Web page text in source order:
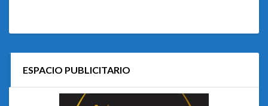
ESPACIO PUBLICITARIO